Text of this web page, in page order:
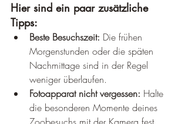
Hier sind ein paar zusätzliche
Tipps:
Beste Besuchszeit: Die frühen
Morgenstunden oder die späten
Nachmittage sind in der Regel
weniger überlaufen.
Fotoapparat nicht vergessen: Halte
die besonderen Momente deines